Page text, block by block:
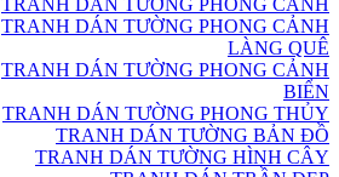
TRANH DÁN TƯỜNG PHONG CẢNH
TRANH DÁN TƯỜNG PHONG CẢNH
LÀNG QUÊ
TRANH DÁN TƯỜNG PHONG CẢNH
BIỂN
TRANH DÁN TƯỜNG PHONG THỦY
TRANH DÁN TƯỜNG BẢN ĐỒ
TRANH DÁN TƯỜNG HÌNH CÂY